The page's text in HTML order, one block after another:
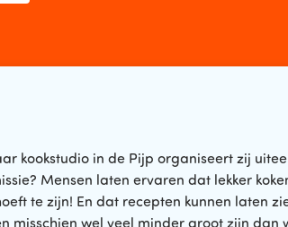
kookstudio in de Pijp organiseert zij
Mensen laten ervaren dat lekker
te zijn! En dat recepten kunnen laten
misschien wel veel minder groot zijn dan